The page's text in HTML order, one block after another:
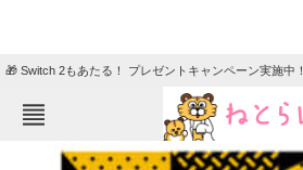
🎁 Switch 2もあたる！ プレゼントキャンペーン実施中！
ねとらぼメニュー